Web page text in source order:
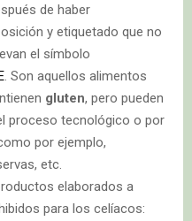
de haber
y etiquetado que no
el símbolo
. Son aquellos alimentos
gluten, pero pueden
proceso tecnológico o por
por ejemplo,
etc.
elaborados a
para los celíacos: